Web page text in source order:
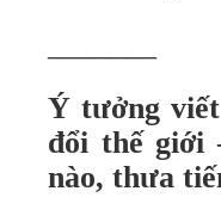
Ý tưởng
đổi thế giới
nào, thưa